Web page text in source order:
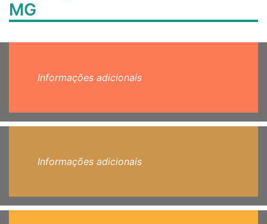
MG
Informações adicionais
Informações adicionais